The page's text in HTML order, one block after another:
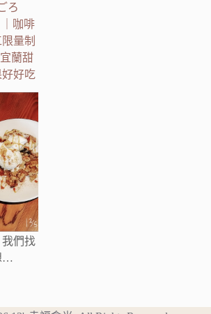
ろ
咖啡
量制
蘭甜
好吃
們找
…